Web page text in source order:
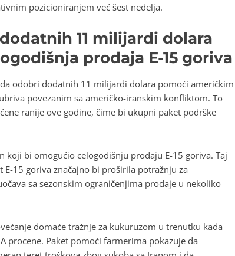
pozicioniranjem već šest nedelja.
11 milijardi dolara
prodaja E-15 goriva
odobri dodatnih 11 milijardi dolara pomoći američkim
povezanim sa američko-iranskim konfliktom. To
ranije ove godine, čime bi ukupni paket podrške
koji bi omogućio celogodišnju prodaju E-15 goriva. Taj
15 goriva značajno bi proširila potražnju za
sa sezonskim ograničenjima prodaje u nekoliko
domaće tražnje za kukuruzom u trenutku kada
procene. Paket pomoći farmerima pokazuje da